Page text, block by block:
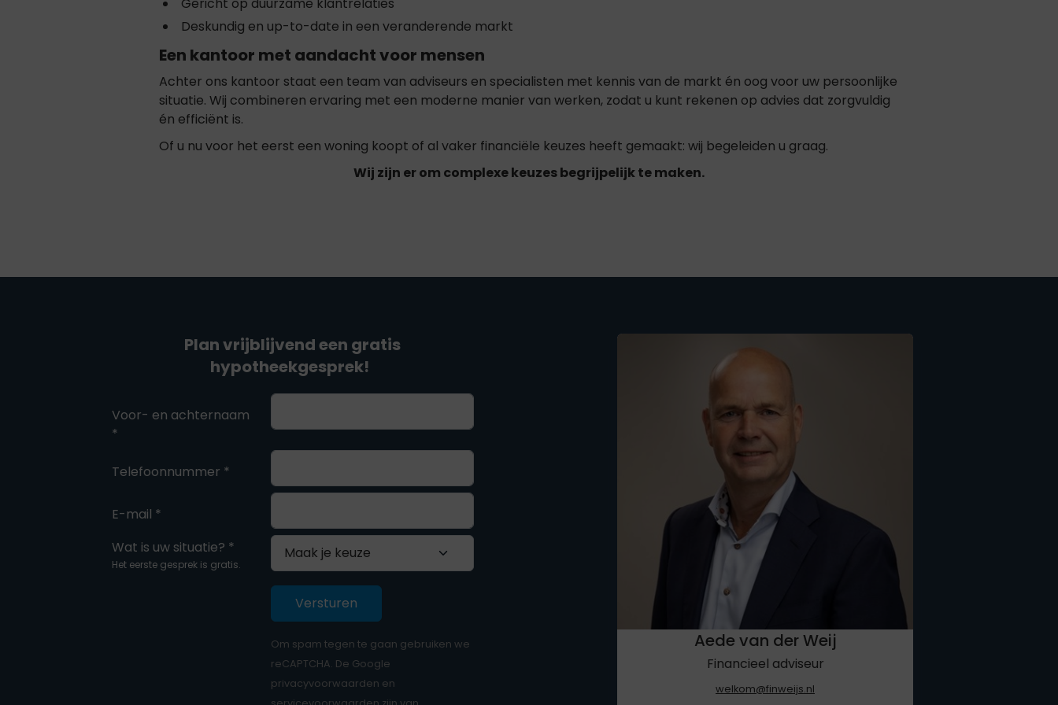
Deskundig en up-to-date in een veranderende markt
Een kantoor met aandacht voor mensen
Achter ons kantoor staat een team van adviseurs en specialisten met kennis van de markt én oog voor uw persoonlijke
situatie. Wij combineren ervaring met een moderne manier van werken, zodat u kunt rekenen op advies dat zorgvuldig
én efficiënt is.
Of u nu voor het eerst een woning koopt of al vaker financiële keuzes heeft gemaakt: wij begeleiden u graag.
Wij zijn er om complexe keuzes begrijpelijk te maken.
Plan vrijblijvend een gratis
hypotheekgesprek!
Voor- en achternaam
*
Telefoonnummer *
E-mail *
Wat is uw situatie? *
Het eerste gesprek is gratis.
Versturen
Om spam tegen te gaan gebruiken we
reCAPTCHA. De Google
privacyvoorwaarden en
Aede van der Weij
Financieel adviseur
welkom@finweijs.nl